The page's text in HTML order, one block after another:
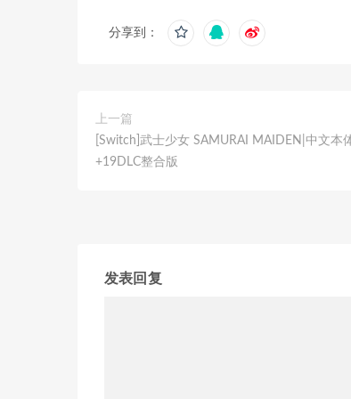
分享到：
上一篇
[Switch]武士少女 SAMURAI MAIDEN|中文本
+19DLC整合版
发表回复